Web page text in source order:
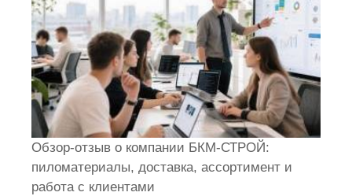
Обзор-отзыв о компании БКМ-СТРОЙ:
пиломатериалы, доставка, ассортимент и
работа с клиентами